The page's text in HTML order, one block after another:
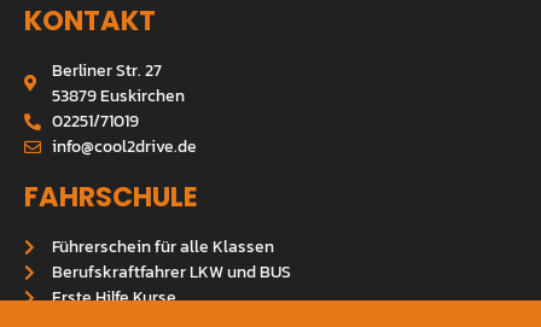
KONTAKT
Berliner Str. 27
53879 Euskirchen
02251/71019
info@cool2drive.de
FAHRSCHULE
Führerschein für alle Klassen
Berufskraftfahrer LKW und BUS
Erste Hilfe Kurse